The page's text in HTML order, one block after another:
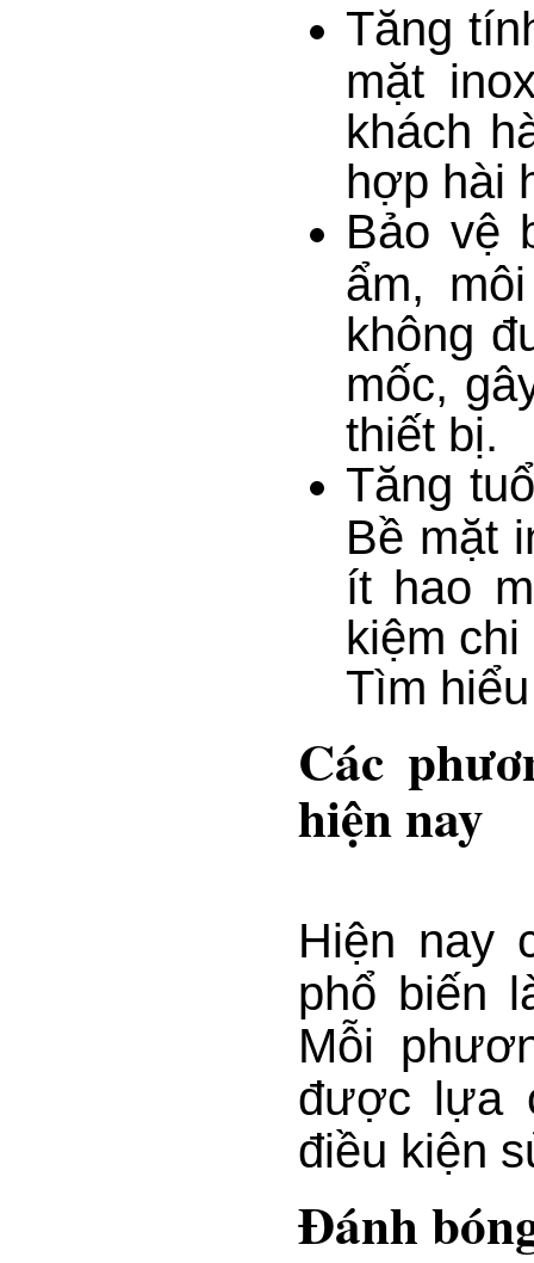
Tăng
mặt
khách
hợp hài
Bảo vệ
ẩm,
không
mốc,
thiết bị.
Tăng
Bề mặt
ít hao
kiệm
Tìm
Các
hiện nay
Hiện nay
phổ biến
Mỗi
được lựa
điều kiện
Đánh